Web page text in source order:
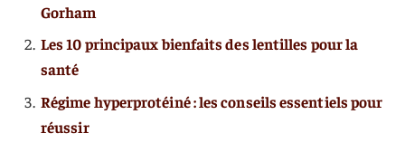
Gorham
Les 10 principaux bienfaits des lentilles pour la
santé
Régime hyperprotéiné : les conseils essentiels pour
réussir